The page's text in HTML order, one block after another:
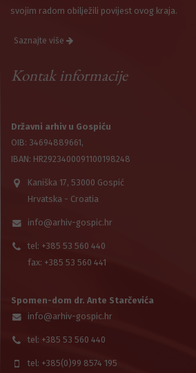
svojim radom obilježili povijest ovog kraja.
Saznajte više
Kontak informacije
Državni arhiv u Gospiću
OIB: 34694889661,
IBAN: HR2923400091100198248
Kaniška 17, 53000 Gospić
Hrvatska - Croatia
info@arhiv-gospic.hr
tel: +385 53 560 440
fax: +385 53 560 441
Spomen-dom dr. Ante Starčevića
info@arhiv-gospic.hr
tel: +385 53 560 440
tel: +385(0)99 8574 195